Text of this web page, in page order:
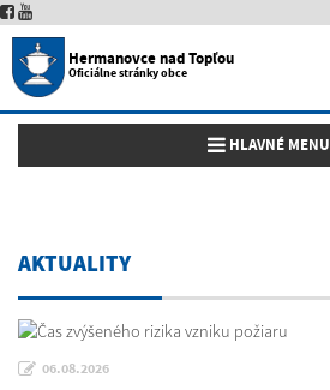
Hermanovce nad Topľou
Oficiálne stránky obce
Toggle navigation
HLAVNÉ MENU
AKTUALITY
06.08.2026